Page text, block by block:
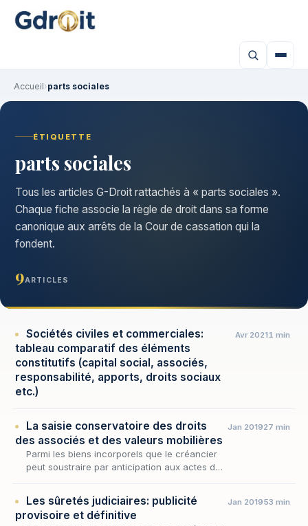
Accueil›parts sociales
ÉTIQUETTE
parts sociales
Tous les articles G-Droit rattachés à « parts sociales ».
Chaque fiche associe la règle de droit dans sa forme
canonique aux arrêts de la Cour de cassation qui la
fondent.
9ARTICLES
Sociétés civiles et commerciales:
tableau comparatif des éléments
constitutifs (capital social, associés,
responsabilité, apports, droits sociaux
etc.)
Avr 20211 min
La saisie conservatoire des droits
des associés et des valeurs mobilières
Parmi les biens incorporels que le créancier
peut soustraire par anticipation aux actes de
une…
Jan 201927 min
Les sûretés judiciaires: publicité
provisoire et définitive
Jan 201953 min